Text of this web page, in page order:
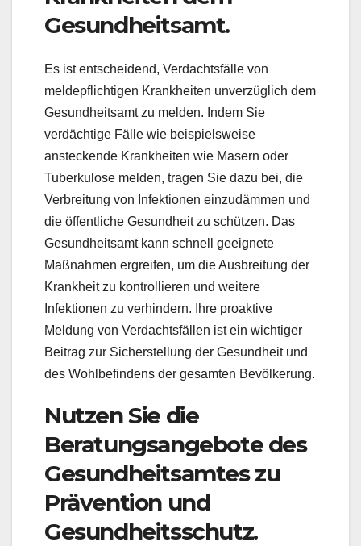
Gesundheitsamt.
Es ist entscheidend, Verdachtsfälle von
meldepflichtigen Krankheiten unverzüglich dem
Gesundheitsamt zu melden. Indem Sie
verdächtige Fälle wie beispielsweise
ansteckende Krankheiten wie Masern oder
Tuberkulose melden, tragen Sie dazu bei, die
Verbreitung von Infektionen einzudämmen und
die öffentliche Gesundheit zu schützen. Das
Gesundheitsamt kann schnell geeignete
Maßnahmen ergreifen, um die Ausbreitung der
Krankheit zu kontrollieren und weitere
Infektionen zu verhindern. Ihre proaktive
Meldung von Verdachtsfällen ist ein wichtiger
Beitrag zur Sicherstellung der Gesundheit und
des Wohlbefindens der gesamten Bevölkerung.
Nutzen Sie die
Beratungsangebote des
Gesundheitsamtes zu
Prävention und
Gesundheitsschutz.